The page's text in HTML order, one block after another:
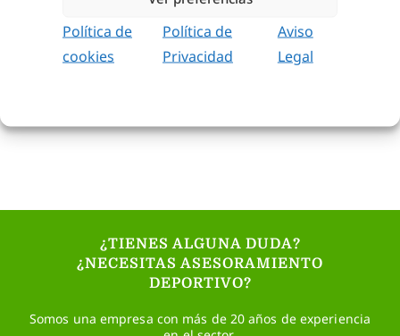
Política de
cookies
Política de
Privacidad
Aviso
Legal
1,45€
iva incl.)
AÑADIR AL
CARRITO
¿TIENES ALGUNA DUDA?
¿NECESITAS ASESORAMIENTO
DEPORTIVO?
Somos una empresa con más de 20 años de experiencia